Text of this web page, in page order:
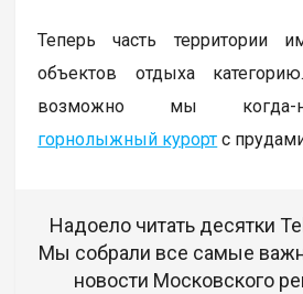
Теперь часть территории
объектов отдыха
возможно мы когда-
горнолыжный курорт с
Надоело читать десятки
Мы собрали все самые
новости Московского